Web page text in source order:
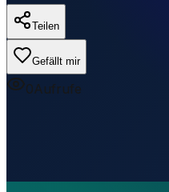
Teilen
Gefällt mir
0Aufrufe